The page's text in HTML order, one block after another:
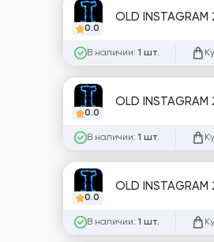
0.0
OLD
В наличии: 1 шт.
0.0
OLD
В наличии: 1 шт.
0.0
OLD
В наличии: 1 шт.